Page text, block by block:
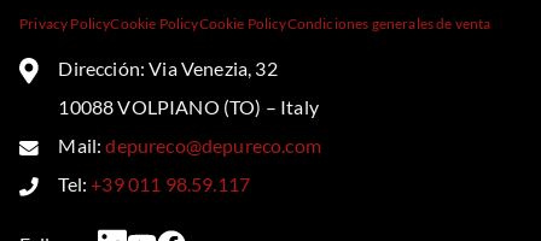
Privacy PolicyCookie PolicyCookie PolicyCondiciones generales de venta
Dirección: Via Venezia, 32
10088 VOLPIANO (TO) – Italy
Mail:depureco@depureco.com
Tel:+39 011 98.59.117